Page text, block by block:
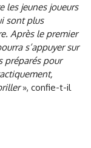
les jeunes joueurs
sont plus
Après le premier
s’appuyer sur
préparés pour
», confie-t-il